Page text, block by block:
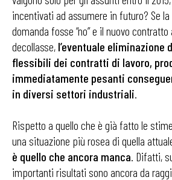
incentivati ad assumere in futuro? Se
domanda fosse “no” e il nuovo
decollasse, l’eventuale eliminazione
flessibili dei contratti di lavoro,
immediatamente pesanti
in diversi settori industriali.
Rispetto a quello che è già fatto le
una situazione più rosea di quella
è quello che ancora manca. Difatti,
importanti risultati sono ancora da